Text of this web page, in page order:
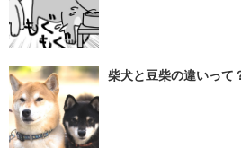
柴犬と豆柴の違いって